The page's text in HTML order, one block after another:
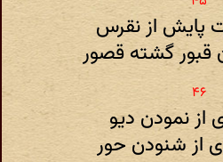
پایش از نقرس
قبور گشته قصور
از نمودن دیو
از شنودن حور